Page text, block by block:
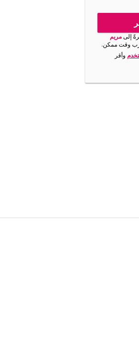
إلىمريم
وقت ممكن.
وأقر